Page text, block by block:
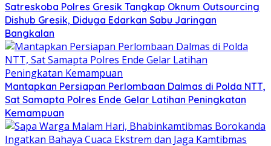
Satreskoba Polres Gresik Tangkap Oknum Outsourcing
Dishub Gresik, Diduga Edarkan Sabu Jaringan
Bangkalan
Mantapkan Persiapan Perlombaan Dalmas di Polda NTT,
Sat Samapta Polres Ende Gelar Latihan Peningkatan
Kemampuan